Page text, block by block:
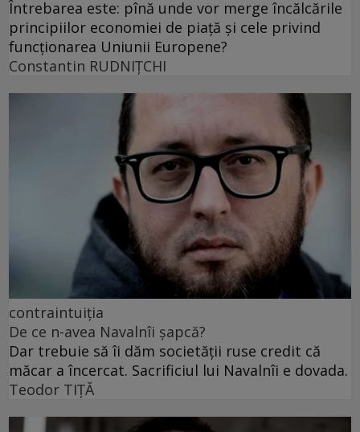
Întrebarea este: pînă unde vor merge încălcările
principiilor economiei de piață și cele privind
funcționarea Uniunii Europene?
Constantin RUDNIŢCHI
contraintuiția
De ce n-avea Navalnîi șapcă?
Dar trebuie să îi dăm societății ruse credit că
măcar a încercat. Sacrificiul lui Navalnîi e dovada.
Teodor TIŢĂ